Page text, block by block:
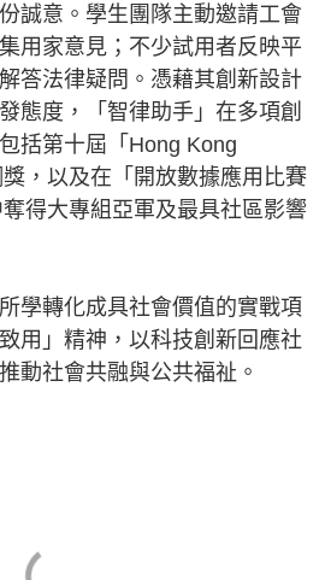
誠意。學生團隊主動邀請工會
用家意見；不少試用者反映平
答法律疑問。憑藉其創新設計
態度，「智律助手」在多項創
括第十屆「Hong Kong
，以及在「開放數據應用比賽
得大專組亞軍及最具社區影響
轉化成具社會價值的實戰項
用」精神，以科技創新回應社
動社會共融與公共福祉。